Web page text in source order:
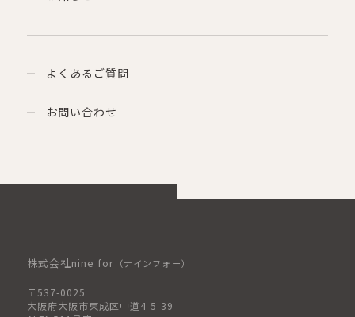
よくあるご質問
お問い合わせ
株式会社nine for （ナインフォー）
〒537-0025
大阪府大阪市東成区中道4-5-39